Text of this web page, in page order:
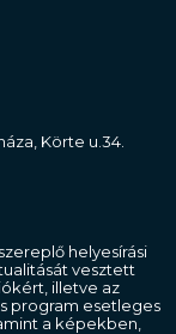
Körte u.34.
helyesírási
vesztett
illetve az
program esetleges
a képekben,